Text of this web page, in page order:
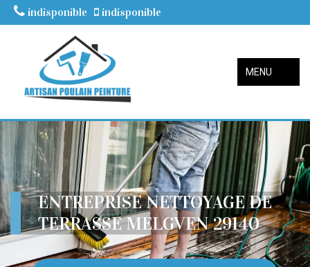
indisponible indisponible
MENU
ENTREPRISE NETTOYAGE DE
TERRASSE MELGVEN 29140